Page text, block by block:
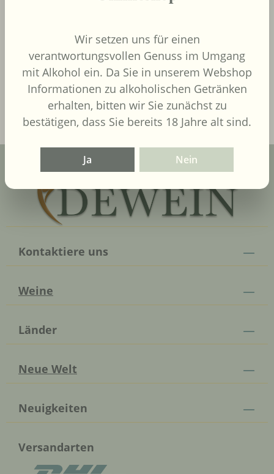
Inhalt:0.75 Liter(12,00 € / 1
Liter)
9,90 €
In den Warenkorb
Kontaktiere uns
Weine
Länder
Neue Welt
Neuigkeiten
Versandarten
Wir setzen uns für einen
verantwortungsvollen Genuss im Umgang
mit Alkohol ein. Da Sie in unserem Webshop
Informationen zu alkoholischen Getränken
erhalten, bitten wir Sie zunächst zu
bestätigen, dass Sie bereits 18 Jahre alt sind.
Ja Nein